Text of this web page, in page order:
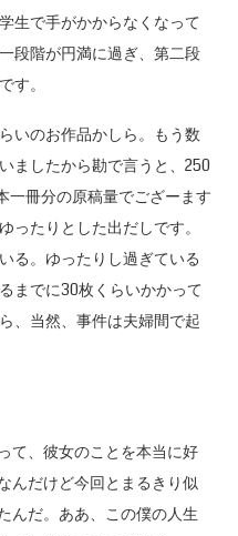
生で手がかからなくなって
段階が円満に過ぎ、第二段
す。
いのお作品かしら。もう数
ましたから勘で言うと、250
一冊分の原稿量でござーます
ったりとした出だしです。
る。ゆったりし過ぎている
までに30枚くらいかかって
、当然、事件は夫婦間で起
て、彼女のことを本当に好
んだけど今回とまるきり似
んだ。ああ、この僕の人生